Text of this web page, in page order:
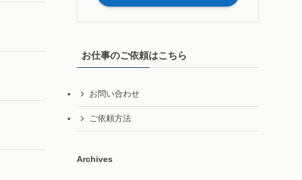
お仕事のご依頼はこちら
お問い合わせ
ご依頼方法
Archives